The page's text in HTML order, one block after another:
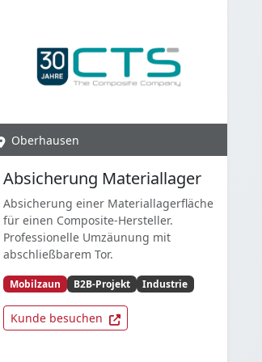
Oberhausen
Absicherung Materiallager
Absicherung einer Materiallagerfläche
für einen Composite-Hersteller.
Professionelle Umzäunung mit
abschließbarem Tor.
Mobilzaun B2B-Projekt Industrie
Kunde besuchen